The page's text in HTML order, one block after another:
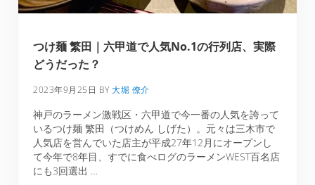
つけ麺 繁田｜六甲道で人気No.1の行列店、実際
どうだった？
2023年9月25日 BY大堀 僚介
神戸のラーメン激戦区・六甲道で今一番の人気を誇って
いるつけ麺 繁田（つけめん しげた）。元々は三木市で
人気店を営んでいた店主が平成27年12月にオープンし
て今年で8年目、すでに食べログのラーメンWEST百名店
にも3回選出 …